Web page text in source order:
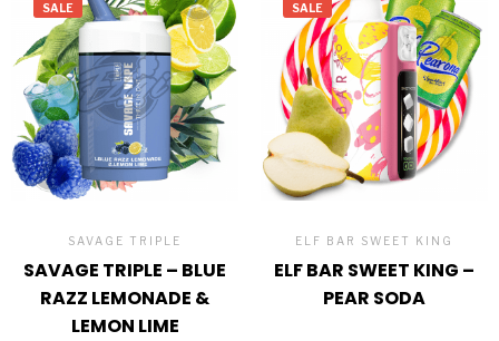
SALE
SAVAGE TRIPLE
SAVAGE TRIPLE – BLUE
RAZZ LEMONADE &
LEMON LIME
SALE
ELF BAR SWEET KING
ELF BAR SWEET KING –
PEAR SODA